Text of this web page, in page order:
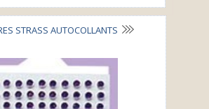
STRASS AUTOCOLLANTS